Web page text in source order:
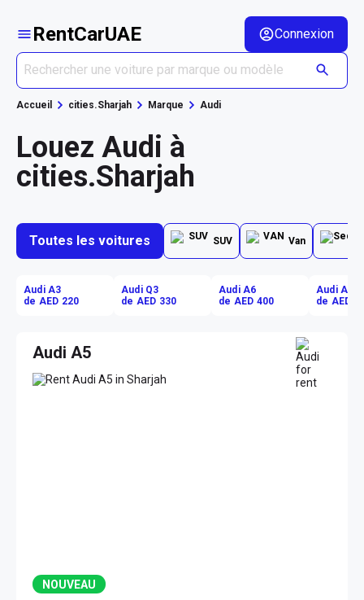
RentCarUAE Connexion
Accueil cities.Sharjah Marque Audi
Louez Audi à
cities.Sharjah
Toutes les voitures SUV Van
Audi A3
de AED 220
Audi Q3
de AED 330
Audi A6
de AED 400
Audi A6
de AED
Audi A5
NOUVEAU